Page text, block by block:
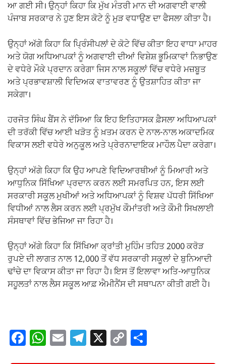
ਆ ਗਈ ਸੀ। ਉਨ੍ਹਾਂ ਕਿਹਾ ਕਿ ਮੁੱਖ ਮੰਤਰੀ ਮਾਨ ਦੀ ਅਗਵਾਈ ਵਾਲੀ
ਪੰਜਾਬ ਸਰਕਾਰ ਨੇ ਹੁਣ ਇਸ ਕੋਟੇ ਨੂੰ ਮੁੜ ਵਧਾਉਣ ਦਾ ਫੈਸਲਾ ਕੀਤਾ ਹੈ।
ਉਨ੍ਹਾਂ ਅੱਗੇ ਕਿਹਾ ਕਿ ਪ੍ਰਿੰਸੀਪਲਾਂ ਦੇ ਕੋਟੇ ਵਿੱਚ ਕੀਤਾ ਇਹ ਵਾਧਾ ਮਾਹਰ
ਅਤੇ ਯੋਗ ਅਧਿਆਪਕਾਂ ਨੂੰ ਅਗਵਾਈ ਦੀਆਂ ਵਿਸ਼ੇਸ਼ ਭੂਮਿਕਾਵਾਂ ਨਿਭਾਉਣ
ਦੇ ਵਧੇਰੇ ਮੌਕੇ ਪ੍ਰਦਾਨ ਕਰੇਗਾ ਜਿਸ ਨਾਲ ਸਕੂਲਾਂ ਵਿੱਚ ਵਧੇਰੇ ਮਜ਼ਬੂਤ
ਅਤੇ ਪ੍ਰਭਾਵਸ਼ਾਲੀ ਵਿਦਿਅਕ ਵਾਤਾਵਰਣ ਨੂੰ ਉਤਸ਼ਾਹਿਤ ਕੀਤਾ ਜਾ
ਸਕੇਗਾ।
ਹਰਜੋਤ ਸਿੰਘ ਬੈਂਸ ਨੇ ਦੱਸਿਆ ਕਿ ਇਹ ਇਤਿਹਾਸਕ ਫ਼ੈਸਲਾ ਅਧਿਆਪਕਾਂ
ਦੀ ਤਰੱਕੀ ਵਿੱਚ ਆਈ ਖੜੋਤ ਨੂੰ ਖ਼ਤਮ ਕਰਨ ਦੇ ਨਾਲ-ਨਾਲ ਅਕਾਦਮਿਕ
ਵਿਕਾਸ ਲਈ ਵਧੇਰੇ ਅਨੁਕੂਲ ਅਤੇ ਪ੍ਰੇਰਨਾਦਾਇਕ ਮਾਹੌਲ ਪੈਦਾ ਕਰੇਗਾ।
ਉਨ੍ਹਾਂ ਅੱਗੇ ਕਿਹਾ ਕਿ ਉਹ ਆਪਣੇ ਵਿਦਿਆਰਥੀਆਂ ਨੂੰ ਮਿਆਰੀ ਅਤੇ
ਆਧੁਨਿਕ ਸਿੱਖਿਆ ਪ੍ਰਦਾਨ ਕਰਨ ਲਈ ਸਮਰਪਿਤ ਹਨ, ਇਸ ਲਈ
ਸਰਕਾਰੀ ਸਕੂਲ ਮੁਖੀਆਂ ਅਤੇ ਅਧਿਆਪਕਾਂ ਨੂੰ ਵਿਸ਼ਵ ਪੱਧਰੀ ਸਿੱਖਿਆ
ਵਿਧੀਆਂ ਨਾਲ ਲੈਸ ਕਰਨ ਲਈ ਪ੍ਰਮੁੱਖ ਕੌਮਾਂਤਰੀ ਅਤੇ ਕੌਮੀ ਸਿਖਲਾਈ
ਸੰਸਥਾਵਾਂ ਵਿੱਚ ਭੇਜਿਆ ਜਾ ਰਿਹਾ ਹੈ।
ਉਨ੍ਹਾਂ ਅੱਗੇ ਕਿਹਾ ਕਿ ਸਿੱਖਿਆ ਕ੍ਰਾਂਤੀ ਮੁਹਿੰਮ ਤਹਿਤ 2000 ਕਰੋੜ
ਰੁਪਏ ਦੀ ਲਾਗਤ ਨਾਲ 12,000 ਤੋਂ ਵੱਧ ਸਰਕਾਰੀ ਸਕੂਲਾਂ ਦੇ ਬੁਨਿਆਦੀ
ਢਾਂਚੇ ਦਾ ਵਿਕਾਸ ਕੀਤਾ ਜਾ ਰਿਹਾ ਹੈ। ਇਸ ਤੋਂ ਇਲਾਵਾ ਅਤਿ-ਆਧੁਨਿਕ
ਸਹੂਲਤਾਂ ਨਾਲ ਲੈਸ ਸਕੂਲ ਆਫ਼ ਐਮੀਨੈਂਸ ਦੀ ਸਥਾਪਨਾ ਕੀਤੀ ਗਈ ਹੈ।
F W E T X C